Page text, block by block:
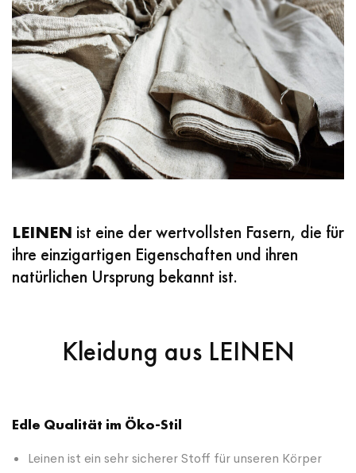
LEINEN ist eine der wertvollsten Fasern, die für
ihre einzigartigen Eigenschaften und ihren
natürlichen Ursprung bekannt ist.
Kleidung aus LEINEN
Edle Qualität im Öko-Stil
Leinen ist ein sehr sicherer Stoff für unseren Körper